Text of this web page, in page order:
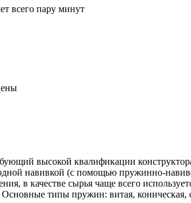
всего пару минут
высокой квалификации
навивкой (с помощью пружинно-
в качестве сырья чаще всего
типы пружин: витая, коническая,